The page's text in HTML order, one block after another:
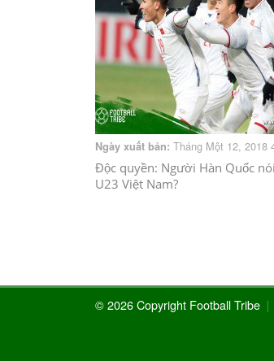
Ngày xuất bản: Tháng Một 12, 2018
Độc quyền: Người Hàn Quốc
U23 Việt Nam?
© 2026 Copyright Football Tribe